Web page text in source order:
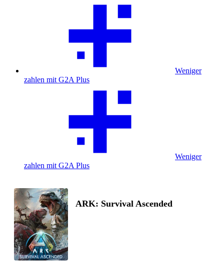
Weniger
zahlen mit G2A Plus
Weniger
zahlen mit G2A Plus
ARK: Survival Ascended